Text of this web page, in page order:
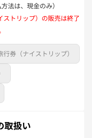
方法は、現金のみ）
トリップ）の販売は終了
行券（ナイストリップ）
取扱い